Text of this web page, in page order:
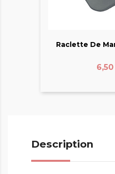
Raclette De
Prix
Description